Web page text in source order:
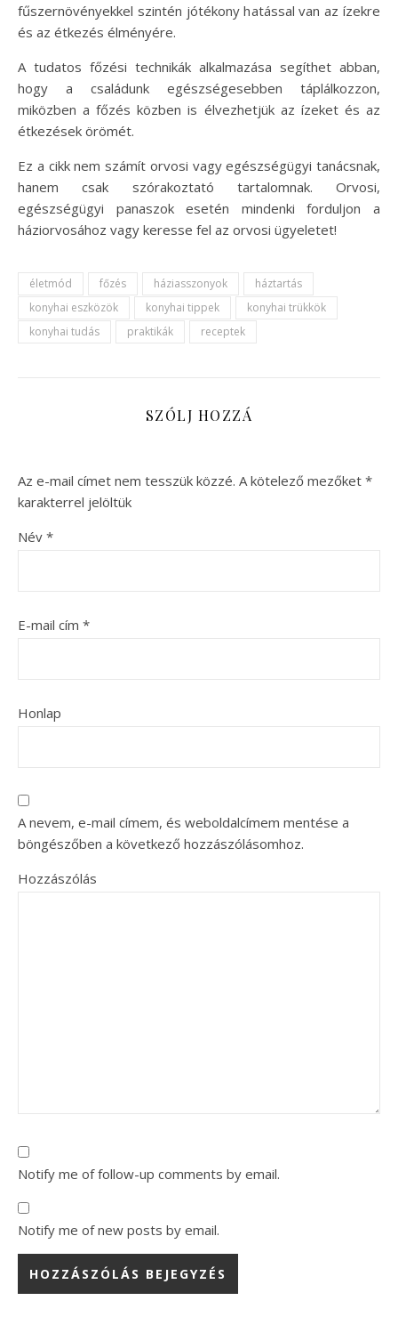
fűszernövényekkel szintén jótékony hatással van az ízekre
és az étkezés élményére.
A tudatos főzési technikák alkalmazása segíthet abban,
hogy a családunk egészségesebben táplálkozzon,
miközben a főzés közben is élvezhetjük az ízeket és az
étkezések örömét.
Ez a cikk nem számít orvosi vagy egészségügyi tanácsnak,
hanem csak szórakoztató tartalomnak. Orvosi,
egészségügyi panaszok esetén mindenki forduljon a
háziorvosához vagy keresse fel az orvosi ügyeletet!
életmód főzés háziasszonyok
háztartás
konyhai eszközök
konyhai tippek
konyhai trükkök
konyhai tudás
praktikák receptek
SZÓLJ HOZZÁ
Az e-mail címet nem tesszük közzé. A kötelező mezőket *
karakterrel jelöltük
Név *
E-mail cím *
Honlap
A nevem, e-mail címem, és weboldalcímem mentése a
böngészőben a következő hozzászólásomhoz.
Hozzászólás
Notify me of follow-up comments by email.
Notify me of new posts by email.